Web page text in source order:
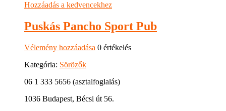
Hozzáadás a kedvencekhez
Puskás Pancho Sport Pub
Vélemény hozzáadása 0 értékelés
Kategória: Sörözők
06 1 333 5656 (asztalfoglalás)
1036 Budapest, Bécsi út 56.